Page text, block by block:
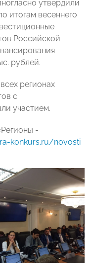
утвердили
итогам весеннего
Российской
рублей.
регионах
с
участием.
-
konkurs.ru/novosti